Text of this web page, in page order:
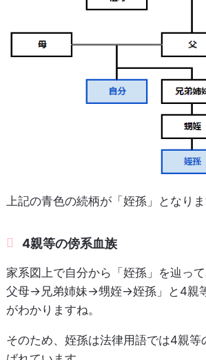
上記の青色の続柄が「姪孫」となりま
4親等の傍系血族
家系図上で自分から「姪孫」を辿っ
父母→兄弟姉妹→甥姪→姪孫」と4親
がわかりますね。
そのため、姪孫は法律用語では4親等